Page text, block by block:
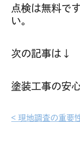
点検は無料で
い。
次の記事は↓
塗装工事の安
< 現地調査の重要